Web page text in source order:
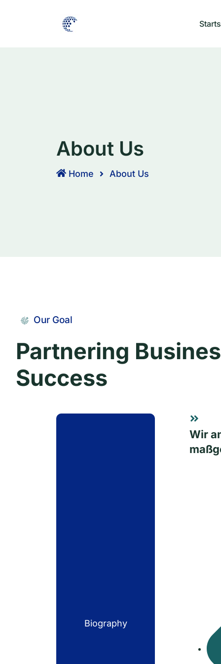
About Us
Home About Us
Our Goal
Partnering
Success
Biography
Wir